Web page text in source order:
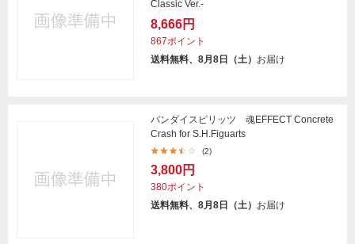
Classic Ver.-
8,666円
867ポイント
送料無料、8月8日（土） お届け
バンダイスピリッツ 魂EFFECT Concrete
Crash for S.H.Figuarts
(2)
3,800円
380ポイント
送料無料、8月8日（土） お届け